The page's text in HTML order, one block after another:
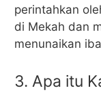
perintahkan
di Mekah dan
menunaikan
3. Apa itu